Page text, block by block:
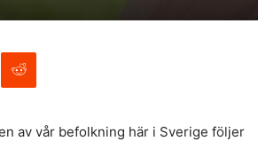
av vår befolkning här i Sverige följer